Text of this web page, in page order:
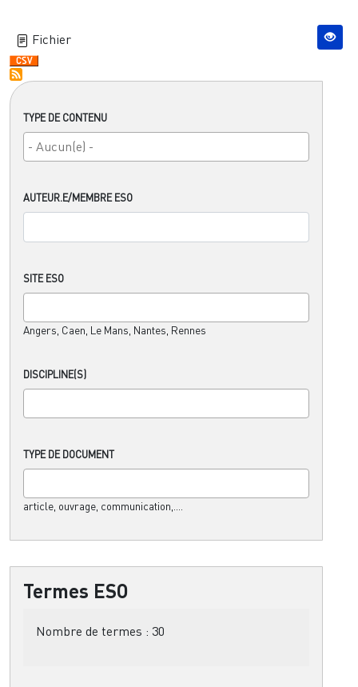
TYPE DE CONTENU
AUTEUR.E/MEMBRE ESO
SITE ESO
Angers, Caen, Le Mans, Nantes, Rennes
DISCIPLINE(S)
TYPE DE DOCUMENT
article, ouvrage, communication,....
Termes ESO
Nombre de termes : 30
Fichier